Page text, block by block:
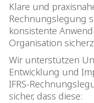
Klare und
Rechnungslegung
konsistente
Organisation
Wir unterstützen
Entwicklung und
sicher, dass diese: